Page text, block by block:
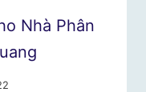
Nhà Phân